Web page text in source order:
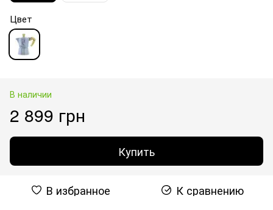
Цвет
В наличии
2 899 грн
Купить
В избранное К сравнению